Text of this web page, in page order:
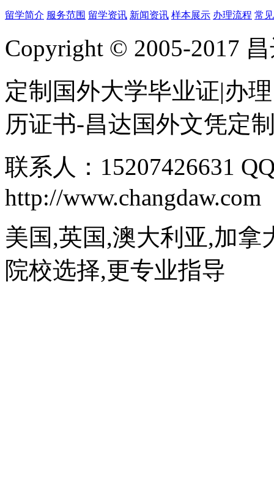
留学简介 服务范围 留学资讯 新闻资讯 样本展示 办理流程 常
Copyright © 2005-2017
定制国外大学毕业证|办
历证书-昌达国外文凭定
联系人：15207426631
http://www.changdaw.com
美国,英国,澳大利亚,加拿
院校选择,更专业指导